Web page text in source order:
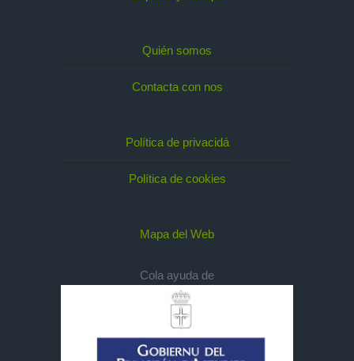
Quién somos
Contacta con nos
Política de privacidá
Política de cookies
Mapa del Web
Cola ayuda de